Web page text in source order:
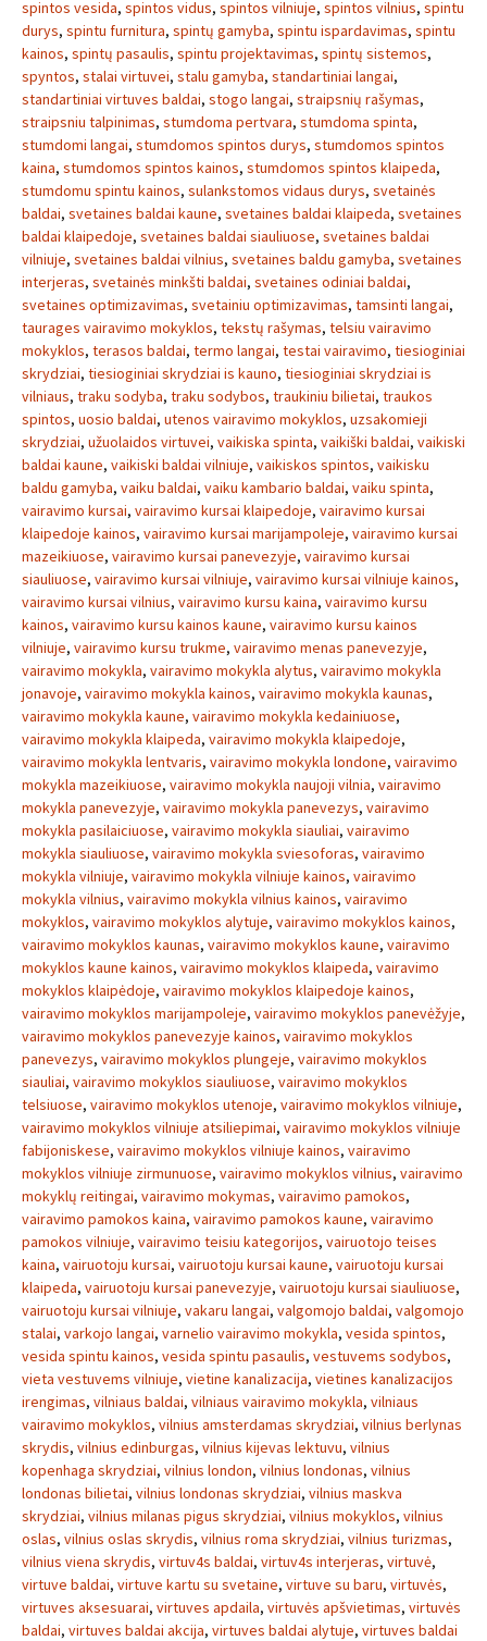
spintos vesida, spintos vidus, spintos vilniuje, spintos vilnius, spintu
durys, spintu furnitura, spintų gamyba, spintu ispardavimas, spintu
kainos, spintų pasaulis, spintu projektavimas, spintų sistemos,
spyntos, stalai virtuvei, stalu gamyba, standartiniai langai,
standartiniai virtuves baldai, stogo langai, straipsnių rašymas,
straipsniu talpinimas, stumdoma pertvara, stumdoma spinta,
stumdomi langai, stumdomos spintos durys, stumdomos spintos
kaina, stumdomos spintos kainos, stumdomos spintos klaipeda,
stumdomu spintu kainos, sulankstomos vidaus durys, svetainės
baldai, svetaines baldai kaune, svetaines baldai klaipeda, svetaines
baldai klaipedoje, svetaines baldai siauliuose, svetaines baldai
vilniuje, svetaines baldai vilnius, svetaines baldu gamyba, svetaines
interjeras, svetainės minkšti baldai, svetaines odiniai baldai,
svetaines optimizavimas, svetainiu optimizavimas, tamsinti langai,
taurages vairavimo mokyklos, tekstų rašymas, telsiu vairavimo
mokyklos, terasos baldai, termo langai, testai vairavimo, tiesioginiai
skrydziai, tiesioginiai skrydziai is kauno, tiesioginiai skrydziai is
vilniaus, traku sodyba, traku sodybos, traukiniu bilietai, traukos
spintos, uosio baldai, utenos vairavimo mokyklos, uzsakomieji
skrydziai, užuolaidos virtuvei, vaikiska spinta, vaikiški baldai, vaikiski
baldai kaune, vaikiski baldai vilniuje, vaikiskos spintos, vaikisku
baldu gamyba, vaiku baldai, vaiku kambario baldai, vaiku spinta,
vairavimo kursai, vairavimo kursai klaipedoje, vairavimo kursai
klaipedoje kainos, vairavimo kursai marijampoleje, vairavimo kursai
mazeikiuose, vairavimo kursai panevezyje, vairavimo kursai
siauliuose, vairavimo kursai vilniuje, vairavimo kursai vilniuje kainos,
vairavimo kursai vilnius, vairavimo kursu kaina, vairavimo kursu
kainos, vairavimo kursu kainos kaune, vairavimo kursu kainos
vilniuje, vairavimo kursu trukme, vairavimo menas panevezyje,
vairavimo mokykla, vairavimo mokykla alytus, vairavimo mokykla
jonavoje, vairavimo mokykla kainos, vairavimo mokykla kaunas,
vairavimo mokykla kaune, vairavimo mokykla kedainiuose,
vairavimo mokykla klaipeda, vairavimo mokykla klaipedoje,
vairavimo mokykla lentvaris, vairavimo mokykla londone, vairavimo
mokykla mazeikiuose, vairavimo mokykla naujoji vilnia, vairavimo
mokykla panevezyje, vairavimo mokykla panevezys, vairavimo
mokykla pasilaiciuose, vairavimo mokykla siauliai, vairavimo
mokykla siauliuose, vairavimo mokykla sviesoforas, vairavimo
mokykla vilniuje, vairavimo mokykla vilniuje kainos, vairavimo
mokykla vilnius, vairavimo mokykla vilnius kainos, vairavimo
mokyklos, vairavimo mokyklos alytuje, vairavimo mokyklos kainos,
vairavimo mokyklos kaunas, vairavimo mokyklos kaune, vairavimo
mokyklos kaune kainos, vairavimo mokyklos klaipeda, vairavimo
mokyklos klaipėdoje, vairavimo mokyklos klaipedoje kainos,
vairavimo mokyklos marijampoleje, vairavimo mokyklos panevėžyje,
vairavimo mokyklos panevezyje kainos, vairavimo mokyklos
panevezys, vairavimo mokyklos plungeje, vairavimo mokyklos
siauliai, vairavimo mokyklos siauliuose, vairavimo mokyklos
telsiuose, vairavimo mokyklos utenoje, vairavimo mokyklos vilniuje,
vairavimo mokyklos vilniuje atsiliepimai, vairavimo mokyklos vilniuje
fabijoniskese, vairavimo mokyklos vilniuje kainos, vairavimo
mokyklos vilniuje zirmunuose, vairavimo mokyklos vilnius, vairavimo
mokyklų reitingai, vairavimo mokymas, vairavimo pamokos,
vairavimo pamokos kaina, vairavimo pamokos kaune, vairavimo
pamokos vilniuje, vairavimo teisiu kategorijos, vairuotojo teises
kaina, vairuotoju kursai, vairuotoju kursai kaune, vairuotoju kursai
klaipeda, vairuotoju kursai panevezyje, vairuotoju kursai siauliuose,
vairuotoju kursai vilniuje, vakaru langai, valgomojo baldai, valgomojo
stalai, varkojo langai, varnelio vairavimo mokykla, vesida spintos,
vesida spintu kainos, vesida spintu pasaulis, vestuvems sodybos,
vieta vestuvems vilniuje, vietine kanalizacija, vietines kanalizacijos
irengimas, vilniaus baldai, vilniaus vairavimo mokykla, vilniaus
vairavimo mokyklos, vilnius amsterdamas skrydziai, vilnius berlynas
skrydis, vilnius edinburgas, vilnius kijevas lektuvu, vilnius
kopenhaga skrydziai, vilnius london, vilnius londonas, vilnius
londonas bilietai, vilnius londonas skrydziai, vilnius maskva
skrydziai, vilnius milanas pigus skrydziai, vilnius mokyklos, vilnius
oslas, vilnius oslas skrydis, vilnius roma skrydziai, vilnius turizmas,
vilnius viena skrydis, virtuv4s baldai, virtuv4s interjeras, virtuvė,
virtuve baldai, virtuve kartu su svetaine, virtuve su baru, virtuvės,
virtuves aksesuarai, virtuves apdaila, virtuvės apšvietimas, virtuvės
baldai, virtuves baldai akcija, virtuves baldai alytuje, virtuves baldai